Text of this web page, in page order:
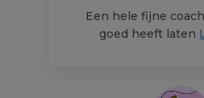
Een hele fijne
goed heeft laten